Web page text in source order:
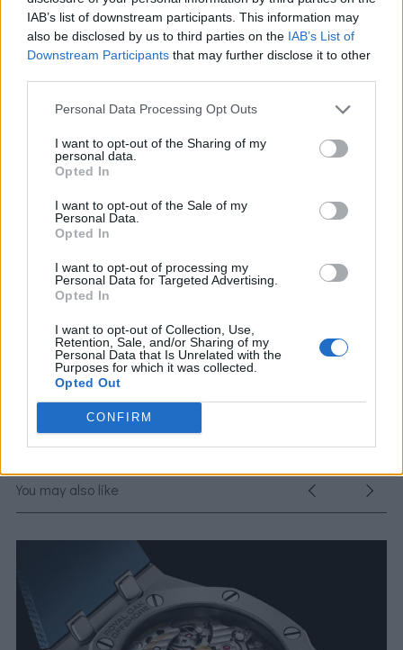
IAB’s list of downstream participants. This information may
also be disclosed by us to third parties on the IAB’s List of
Downstream Participants that may further disclose it to other
Personal Data Processing Opt Outs
I want to opt-out of the Sharing of my
personal data.
Opted In
I want to opt-out of the Sale of my
Personal Data.
Opted In
I want to opt-out of processing my
Personal Data for Targeted Advertising.
Opted In
I want to opt-out of Collection, Use,
Retention, Sale, and/or Sharing of my
Personal Data that Is Unrelated with the
Purposes for which it was collected.
Opted Out
CONFIRM
Όταν πρόκειται για τη Γιορτή του Πατέρα, δεν
υπάρχουν πολλά ρολόγια σαν τα Speedmaster
που να είναι τόσο κατάλληλα για δώρο.
Άλλωστε ποιος μπαμπάς δε θα λάτρευε ένα
όμορφο μοντέλο, με διαχρονική απήχηση και
αδιαμφισβήτητη κληρονομιά;
Tags from the story
You may also like